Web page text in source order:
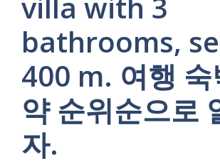
bathrooms,
400 m. 여행 숙
약 순위순으로
자.